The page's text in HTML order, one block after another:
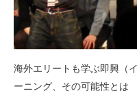
海外エリートも学ぶ即興（
ーニング、その可能性とは